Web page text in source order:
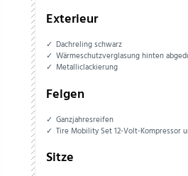
Exterieur
Dachreling schwarz
Wärmeschutzverglasung hinten
Metalliclackierung
Felgen
Ganzjahresreifen
Tire Mobility Set 12-Volt-Kompressor
Sitze